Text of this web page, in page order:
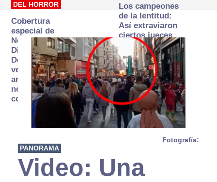
DEL HORROR
Cobertura
especial de
Norte
Digital:
Donde la
verdad
arde… pero
no se
consume
Los campeones
de la lentitud:
Así extraviaron
ciertos jueces
la justicia
expedita
Fotografía:
PANORAMA
Video: Una